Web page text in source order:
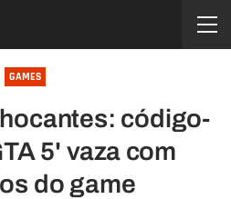
GAMES
código-
5' vaza com
do game